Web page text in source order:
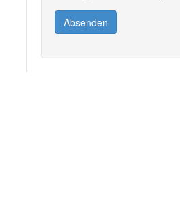
Absenden